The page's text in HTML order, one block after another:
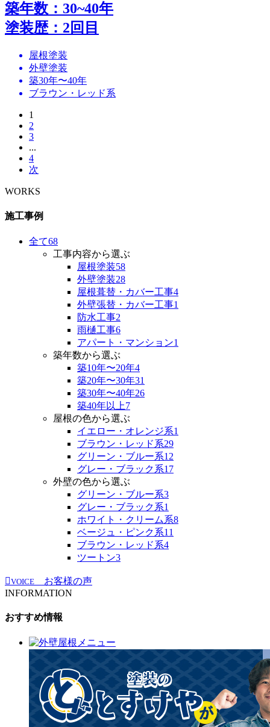
築年数：30~40年
塗装歴：2回目
屋根塗装
外壁塗装
築30年〜40年
ブラウン・レッド系
1
2
3
...
4
次
WORKS
施工事例
全て68
工事内容から選ぶ
屋根塗装58
外壁塗装28
屋根葺替・カバー工事4
外壁張替・カバー工事1
防水工事2
雨樋工事6
アパート・マンション1
築年数から選ぶ
築10年〜20年4
築20年〜30年31
築30年〜40年26
築40年以上7
屋根の色から選ぶ
イエロー・オレンジ系1
ブラウン・レッド系29
グリーン・ブルー系12
グレー・ブラック系17
外壁の色から選ぶ
グリーン・ブルー系3
グレー・ブラック系1
ホワイト・クリーム系8
ベージュ・ピンク系11
ブラウン・レッド系4
ツートン3
VOICE
お客様の声
INFORMATION
おすすめ情報